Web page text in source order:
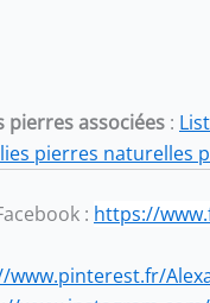
pierres associées :
pierres naturelles
: https://
www.pinterest.fr/